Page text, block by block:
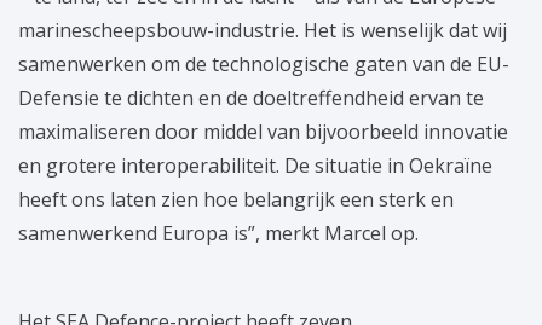
marinescheepsbouw-industrie. Het is wenselijk dat wij
samenwerken om de technologische gaten van de EU-
Defensie te dichten en de doeltreffendheid ervan te
maximaliseren door middel van bijvoorbeeld innovatie
en grotere interoperabiliteit. De situatie in Oekraïne
heeft ons laten zien hoe belangrijk een sterk en
samenwerkend Europa is”, merkt Marcel op.